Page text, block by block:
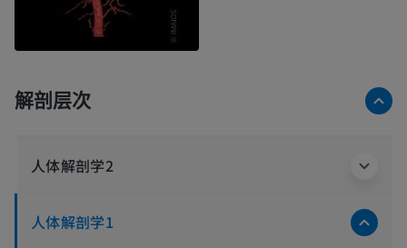
解剖层次
人体解剖学2
人体解剖学1